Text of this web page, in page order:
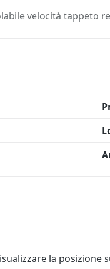
velocità tappeto
la posizione